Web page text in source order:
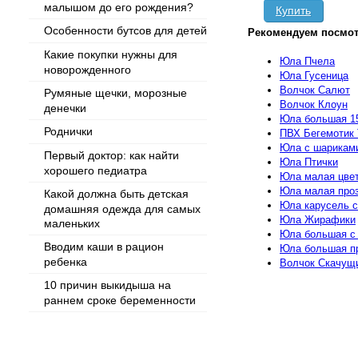
малышом до его рождения?
Особенности бутсов для детей
Какие покупки нужны для
новорожденного
Румяные щечки, морозные
денечки
Роднички
Первый доктор: как найти
хорошего педиатра
Какой должна быть детская
домашняя одежда для самых
маленьких
Вводим каши в рацион
ребенка
10 причин выкидыша на
раннем сроке беременности
Купить
Рекомендуем
Юла Пчела
Юла Гусеница
Волчок Салют
Волчок Клоун
Юла большая
ПВХ Бегемотик
Юла с
Юла Птички
Юла малая
Юла малая
Юла карусель
Юла Жирафики
Юла большая с
Юла большая
Волчок